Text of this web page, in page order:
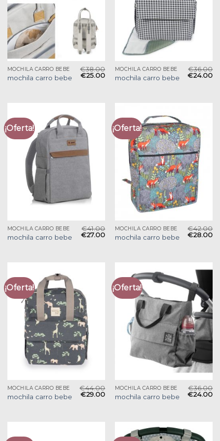
MOCHILA CARRO BEBE
mochila carro bebe
€38.00
€25.00
MOCHILA CARRO BEBE
mochila carro bebe
€36.00
€24.00
¡Oferta!
MOCHILA CARRO BEBE
mochila carro bebe
€41.00
€27.00
¡Oferta!
MOCHILA CARRO BEBE
mochila carro bebe
€42.00
€28.00
¡Oferta!
MOCHILA CARRO BEBE
mochila carro bebe
€44.00
€29.00
¡Oferta!
MOCHILA CARRO BEBE
mochila carro bebe
€36.00
€24.00